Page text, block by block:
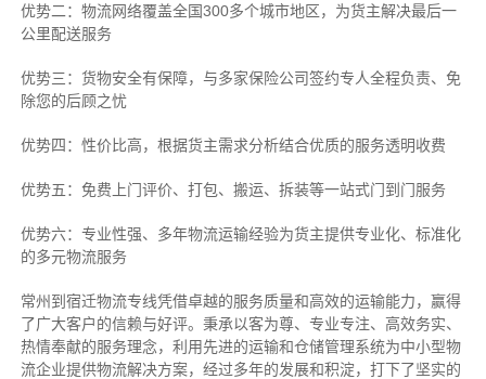
优势二：物流网络覆盖全国300多个城市地区，为货主解决最后一
公里配送服务
优势三：货物安全有保障，与多家保险公司签约专人全程负责、免
除您的后顾之忧
优势四：性价比高，根据货主需求分析结合优质的服务透明收费
优势五：免费上门评价、打包、搬运、拆装等一站式门到门服务
优势六：专业性强、多年物流运输经验为货主提供专业化、标准化
的多元物流服务
常州到宿迁物流专线凭借卓越的服务质量和高效的运输能力，赢得
了广大客户的信赖与好评。 秉承以客为尊、专业专注、高效务实、
热情奉献的服务理念，利用先进的运输和仓储管理系统为中小型物
流企业提供物流解决方案，经过多年的发展和积淀，打下了坚实的